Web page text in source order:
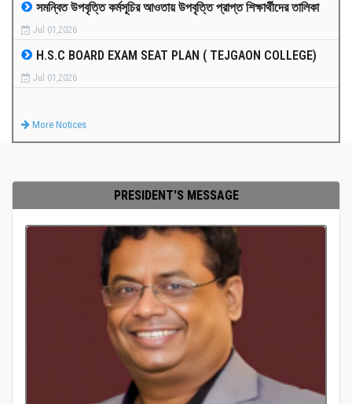
CO-CURRICULUM
RESULTS
সমন্বিত উপবৃত্তি কর্মসূচির আওতায় উপবৃত্তি প্রাপ্ত শিক্ষার্থীদের তালিকা
Jul 01,2026
H.S.C BOARD EXAM SEAT PLAN ( TEJGAON COLLEGE)
Jul 01,2026
More Notices
PRESIDENT'S MESSAGE